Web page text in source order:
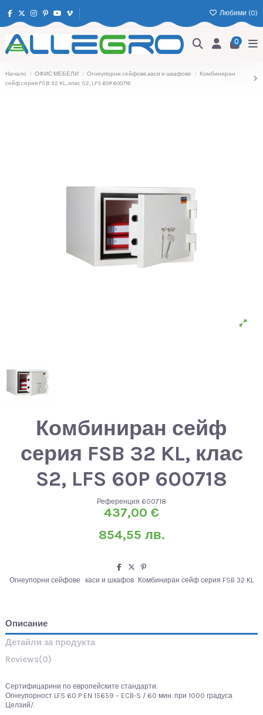
Любими (0)
0
Начало ОФИС МЕБЕЛИ Огнеупорни сейфове,каси и шкафове
Комбиниран
сейф серия FSB 32 KL, клас S2, LFS 60P 600718
Комбиниран сейф
серия FSB 32 KL, клас
S2, LFS 60P 600718
Референция 600718
437,00 €
854,55 лв.
Огнеупорни сейфове каси и шкафов Комбиниран сейф серия FSB 32 KL
Описание
Детайли за продукта
Reviews(0)
Сертифицарини по европейските стандарти.
Огнеупорност LFS 60 P EN 15659 – ECB-S / 60 мин. при 1000 градуса
Целзий/.